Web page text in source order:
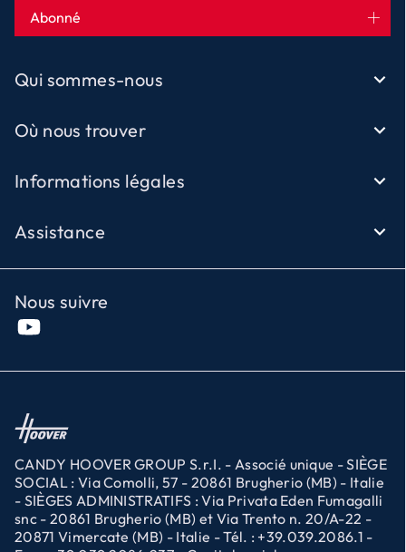
Abonné
Qui sommes-nous
Où nous trouver
Informations légales
Assistance
Nous suivre
CANDY HOOVER GROUP S.r.I. - Associé unique - SIÈGE
SOCIAL : Via Comolli, 57 - 20861 Brugherio (MB) - Italie
- SIÈGES ADMINISTRATIFS : Via Privata Eden Fumagalli
snc - 20861 Brugherio (MB) et Via Trento n. 20/A-22 -
20871 Vimercate (MB) - Italie - Tél. : +39.039.2086.1 -